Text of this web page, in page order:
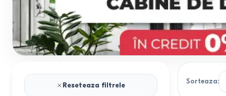
Reseteaza filtrele Sorteaza: